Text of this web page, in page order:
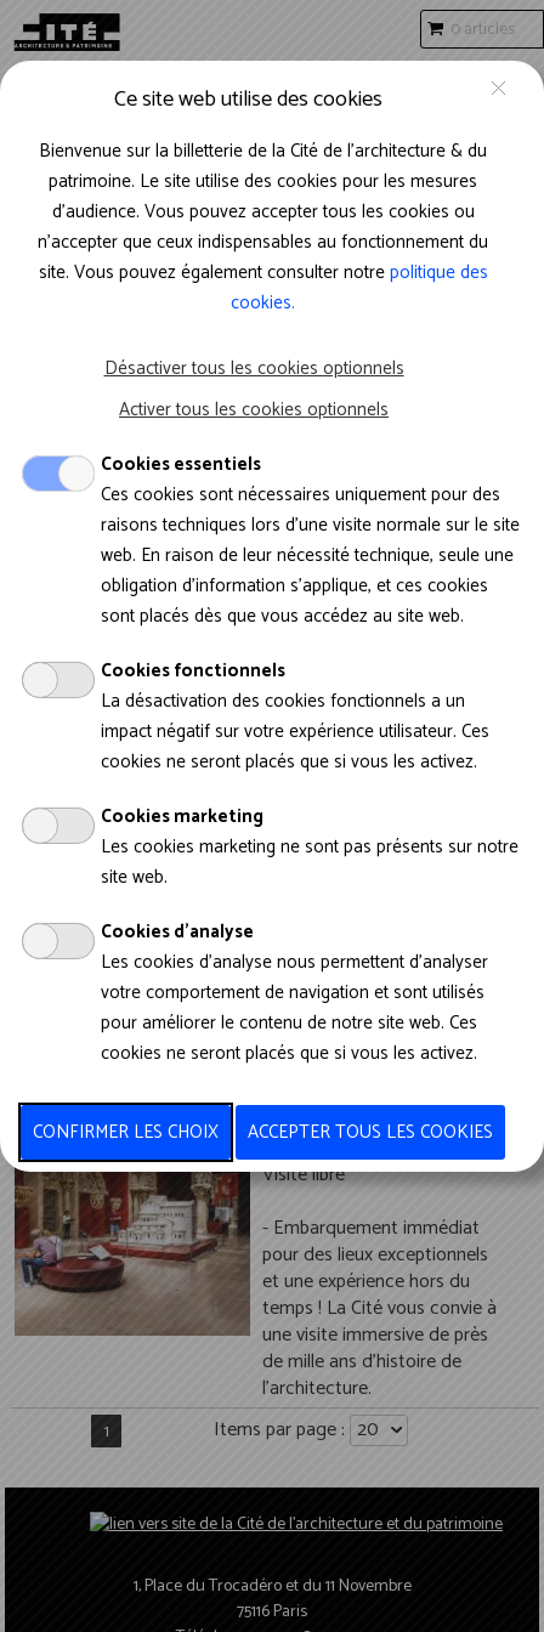
Aller au contenu principal
0 articles
SÉLECTIONNEZ LA
THÉMATIQUE DE VISITE
Patrimoines en
résistance
De Tombouctou à Odessa,
de Bâmiyân à Gaza, les
conflits armés font du
patrimoine une cible
privilégiée. Face à ces
Patrimoines en résistance
interroge les gestes
d’effacement, mais aussi les
formes de résistance et de
réparation qui permettent de
choquer les personnes
sensibles et les enfants de
moins de 12 ans.
Musée - Découvrez
permanentes et ses
trois galeries
- Embarquement immédiat
pour des lieux exceptionnels
et une expérience hors du
temps ! La Cité vous convie à
une visite immersive de près
de mille ans d’histoire de
l’architecture.
1 Items par page :
1, Place du Trocadéro et du 11 Novembre
75116 Paris
Ce site web utilise des cookies
Bienvenue sur la billetterie de la Cité de l’architecture & du
patrimoine. Le site utilise des cookies pour les mesures
d'audience. Vous pouvez accepter tous les cookies ou
n’accepter que ceux indispensables au fonctionnement du
site. Vous pouvez également consulter notrepolitique des
cookies.
Désactiver tous les cookies optionnels
Activer tous les cookies optionnels
Cookies essentiels
Ces cookies sont nécessaires uniquement pour des
raisons techniques lors d'une visite normale sur le site
web. En raison de leur nécessité technique, seule une
obligation d'information s'applique, et ces cookies
sont placés dès que vous accédez au site web.
Cookies fonctionnels
La désactivation des cookies fonctionnels a un
impact négatif sur votre expérience utilisateur. Ces
cookies ne seront placés que si vous les activez.
Cookies marketing
Les cookies marketing ne sont pas présents sur notre
site web.
Cookies d'analyse
Les cookies d'analyse nous permettent d'analyser
votre comportement de navigation et sont utilisés
pour améliorer le contenu de notre site web. Ces
cookies ne seront placés que si vous les activez.